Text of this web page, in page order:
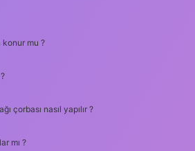
konur mu ?
çorbası nasıl yapılır ?
mı ?